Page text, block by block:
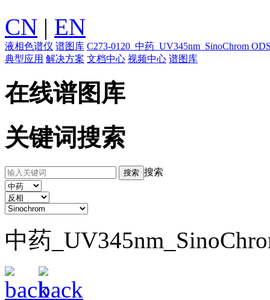
CN | EN
液相色谱仪 谱图库 C273-0120_中药_UV345nm_SinoChrom
典型应用 解决方案 文档中心 视频中心 谱图库
在线谱图库
关键词搜索
搜索
中药